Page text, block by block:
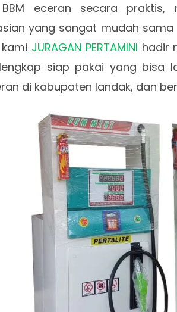
BBM eceran secara
yang sangat mudah sama
JURAGAN PERTAMINI hadir
siap pakai yang bisa
di kabupaten landak, dan